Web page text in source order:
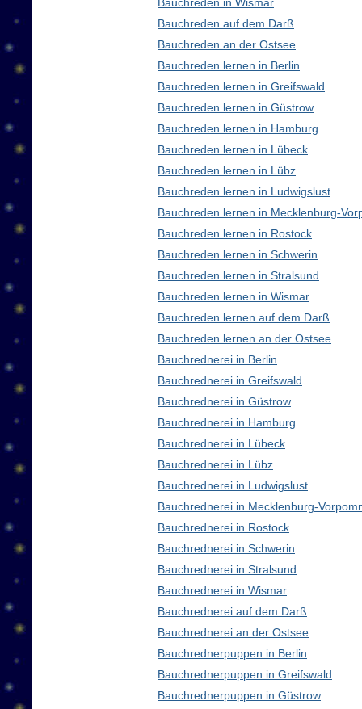
Bauchreden in Wismar
Bauchreden auf dem Darß
Bauchreden an der Ostsee
Bauchreden lernen in Berlin
Bauchreden lernen in Greifswald
Bauchreden lernen in Güstrow
Bauchreden lernen in Hamburg
Bauchreden lernen in Lübeck
Bauchreden lernen in Lübz
Bauchreden lernen in Ludwigslust
Bauchreden lernen in Mecklenburg-
Bauchreden lernen in Rostock
Bauchreden lernen in Schwerin
Bauchreden lernen in Stralsund
Bauchreden lernen in Wismar
Bauchreden lernen auf dem Darß
Bauchreden lernen an der Ostsee
Bauchrednerei in Berlin
Bauchrednerei in Greifswald
Bauchrednerei in Güstrow
Bauchrednerei in Hamburg
Bauchrednerei in Lübeck
Bauchrednerei in Lübz
Bauchrednerei in Ludwigslust
Bauchrednerei in Mecklenburg-
Bauchrednerei in Rostock
Bauchrednerei in Schwerin
Bauchrednerei in Stralsund
Bauchrednerei in Wismar
Bauchrednerei auf dem Darß
Bauchrednerei an der Ostsee
Bauchrednerpuppen in Berlin
Bauchrednerpuppen in Greifswald
Bauchrednerpuppen in Güstrow